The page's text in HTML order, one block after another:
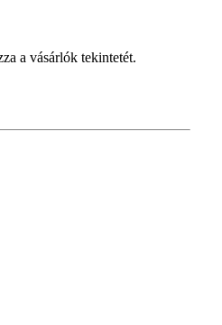
a vásárlók tekintetét.